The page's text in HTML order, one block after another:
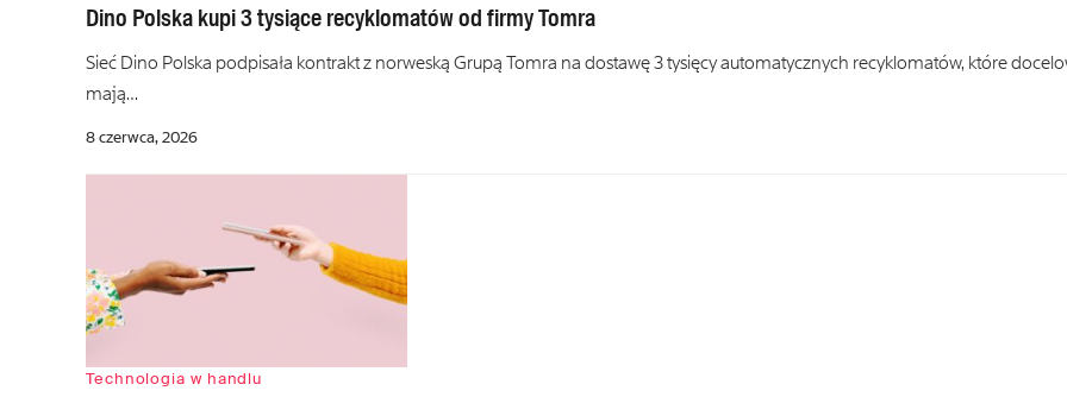
Dino Polska kupi 3 tysiące recyklomatów od firmy Tomra
Sieć Dino Polska podpisała kontrakt z norweską Grupą Tomra na dostawę 3 tysięcy automatycznych recyklomatów, które
mają…
8 czerwca, 2026
Technologia w handlu